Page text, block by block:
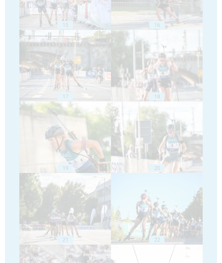
15 16
17 18
19 20
21 22